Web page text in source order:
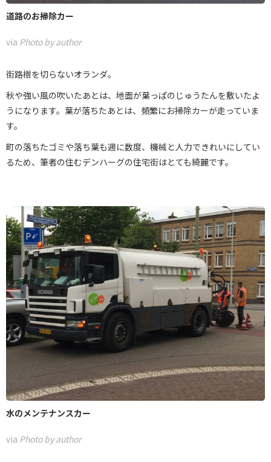
道路のお掃除カー
via Photo by author
街路樹を切らないオランダ。
秋や強い風の吹いたあとは、地面が葉っぱのじゅうたんを敷いたよ
うになります。葉が落ちたあとは、頻繁にお掃除カーが走っていま
す。
町の落ちたゴミや落ち葉も週に数度、機械と人力できれいにしてい
るため、筆者の住むデンハーグの住宅街はとても綺麗です。
水のメンテナンスカー
via Photo by author